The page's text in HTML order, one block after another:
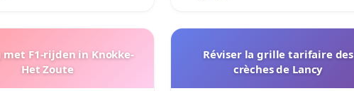
met F1-rijden in Knokke-
Het Zoute
Réviser la grille tarifaire des
crèches de Lancy